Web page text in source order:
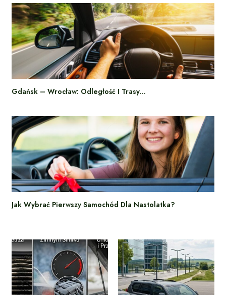
Gdańsk – Wrocław: Odległość I Trasy…
Jak Wybrać Pierwszy Samochód Dla Nastolatka?